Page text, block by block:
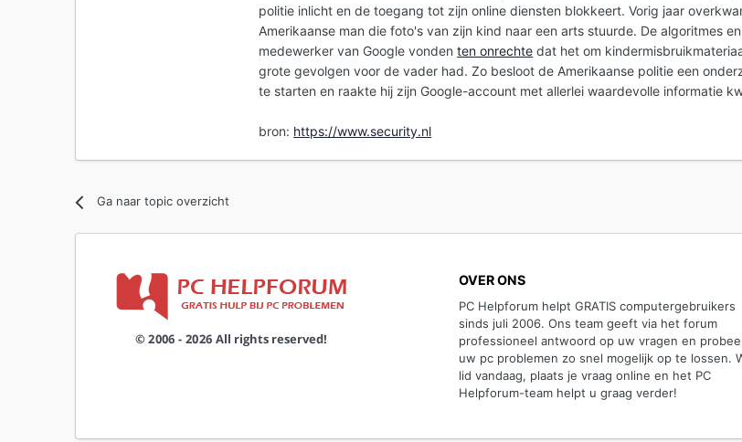
politie inlicht en de toegang tot zijn online diensten blokkeert. Vorig jaar
Amerikaanse man die foto's van zijn kind naar een arts stuurde. De algoritmes
medewerker van Google vondenten onrechte dat het om
grote gevolgen voor de vader had. Zo besloot de Amerikaanse politie een
te starten en raakte hij zijn Google-account met allerlei waardevolle informatie
bron: https://www.security.nl
Ga naar topic overzicht
OVER ONS
PC Helpforum helpt GRATIS computergebruikers
sinds juli 2006. Ons team geeft via het forum
professioneel antwoord op uw vragen en
uw pc problemen zo snel mogelijk op te lossen.
lid vandaag, plaats je vraag online en het PC
Helpforum-team helpt u graag verder!